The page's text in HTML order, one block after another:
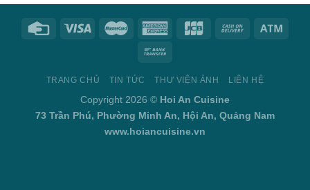
TRANG CHỦ TIN TỨC THƯ VIỆN ẢNH LIÊN HỆ
Copyright 2026 © Hoi An Cuisine
73 Trần Phú, Phường Minh An, Hội An, Quảng Nam
www.hoiancuisine.vn